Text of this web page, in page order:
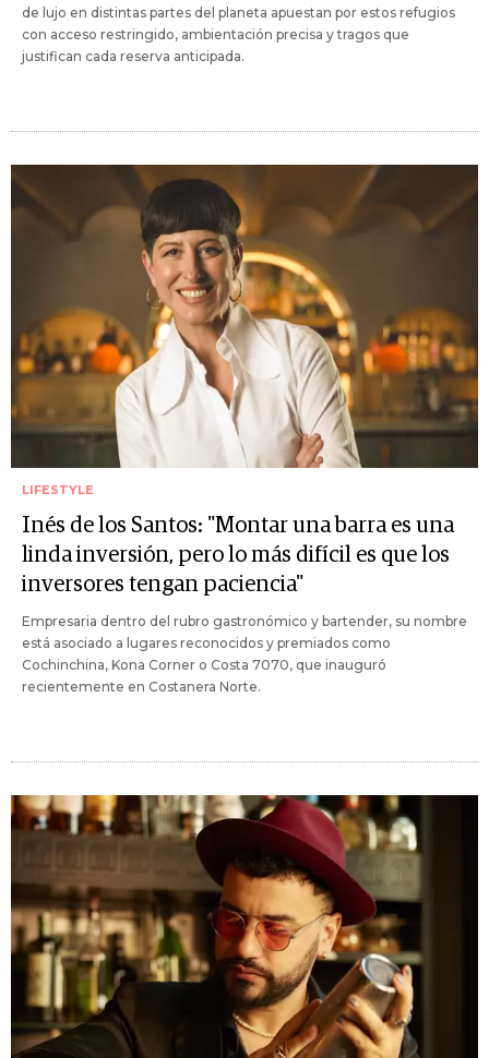
de lujo en distintas partes del planeta apuestan por estos refugios
con acceso restringido, ambientación precisa y tragos que
justifican cada reserva anticipada.
LIFESTYLE
Inés de los Santos: "Montar una barra es una
linda inversión, pero lo más difícil es que los
inversores tengan paciencia"
Empresaria dentro del rubro gastronómico y bartender, su nombre
está asociado a lugares reconocidos y premiados como
Cochinchina, Kona Corner o Costa 7070, que inauguró
recientemente en Costanera Norte.